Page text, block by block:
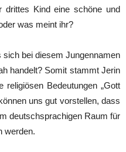
drittes Kind eine schöne und
was meint ihr?
bei diesem Jungennamen
handelt? Somit stammt Jerin
Bedeutungen „Gott
uns gut vorstellen, dass
deutschsprachigen Raum für
werden.